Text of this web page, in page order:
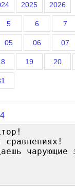
2025 2026
5 6 7
05 06 07
19 20
чарующие